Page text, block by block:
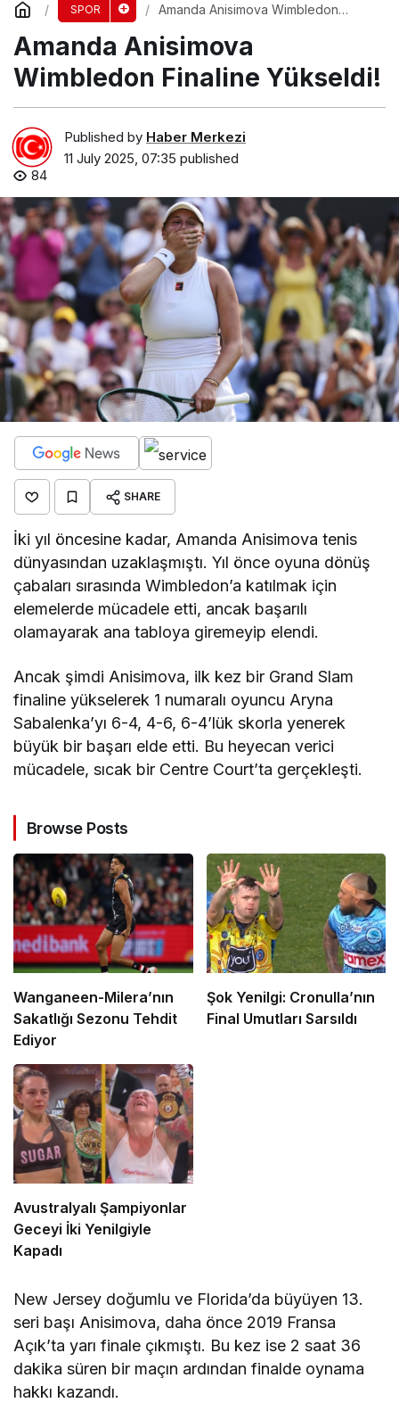
SPOR
Amanda Anisimova Wimbledon
Amanda Anisimova
Wimbledon Finaline Yükseldi!
Published by Haber Merkezi
11 July 2025, 07:35 published
84
SHARE
İki yıl öncesine kadar, Amanda Anisimova tenis
dünyasından uzaklaşmıştı. Yıl önce oyuna dönüş
çabaları sırasında Wimbledon’a katılmak için
elemelerde mücadele etti, ancak başarılı
olamayarak ana tabloya giremeyip elendi.
Ancak şimdi Anisimova, ilk kez bir Grand Slam
finaline yükselerek 1 numaralı oyuncu Aryna
Sabalenka’yı 6-4, 4-6, 6-4’lük skorla yenerek
büyük bir başarı elde etti. Bu heyecan verici
mücadele, sıcak bir Centre Court’ta gerçekleşti.
Browse Posts
Wanganeen-Milera’nın
Sakatlığı Sezonu Tehdit
Ediyor
Şok Yenilgi: Cronulla’nın
Final Umutları Sarsıldı
Avustralyalı Şampiyonlar
Geceyi İki Yenilgiyle
Kapadı
New Jersey doğumlu ve Florida’da büyüyen 13.
seri başı Anisimova, daha önce 2019 Fransa
Açık’ta yarı finale çıkmıştı. Bu kez ise 2 saat 36
dakika süren bir maçın ardından finalde oynama
hakkı kazandı.